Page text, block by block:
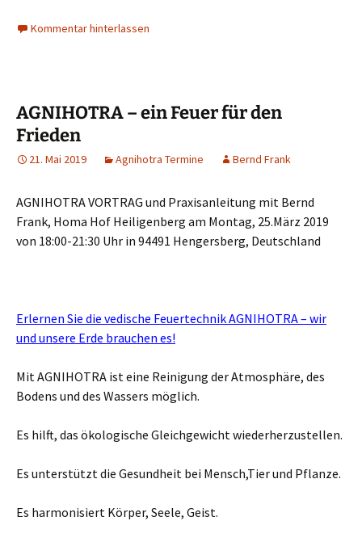
Kommentar hinterlassen
AGNIHOTRA – ein Feuer für den
Frieden
21. Mai 2019 Agnihotra Termine Bernd Frank
AGNIHOTRA VORTRAG und Praxisanleitung mit Bernd
Frank, Homa Hof Heiligenberg am Montag, 25.März 2019
von 18:00-21:30 Uhr in 94491 Hengersberg, Deutschland
Erlernen Sie die vedische Feuertechnik AGNIHOTRA – wir
und unsere Erde brauchen es!
Mit AGNIHOTRA ist eine Reinigung der Atmosphäre, des
Bodens und des Wassers möglich.
Es hilft, das ökologische Gleichgewicht wiederherzustellen.
Es unterstützt die Gesundheit bei Mensch,Tier und Pflanze.
Es harmonisiert Körper, Seele, Geist.